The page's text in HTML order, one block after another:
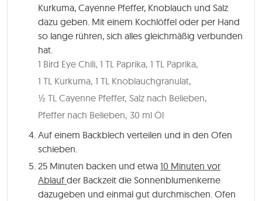
Kurkuma, Cayenne Pfeffer, Knoblauch und Salz
dazu geben. Mit einem Kochlöffel oder per Hand
so lange rühren, sich alles gleichmäßig verbunden
hat.
1 Bird Eye Chili, 1 TL Paprika, 1 TL Paprika,
1 TL Kurkuma, 1 TL Knoblauchgranulat,
½ TL Cayenne Pfeffer, Salz nach Belieben,
Pfeffer nach Belieben, 30 ml Öl
Auf einem Backblech verteilen und in den Ofen
schieben.
25 Minuten backen und etwa 10 Minuten vor
Ablauf der Backzeit die Sonnenblumenkerne
dazugeben und einmal gut durchmischen. Ofen